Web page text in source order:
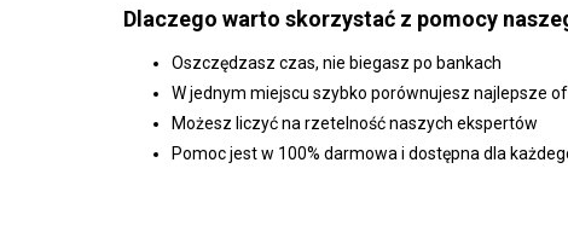
Dlaczego warto skorzystać z pomocy
Oszczędzasz czas, nie biegasz po bankach
W jednym miejscu szybko porównujesz najlepsze
Możesz liczyć na rzetelność naszych ekspertów
Pomoc jest w 100% darmowa i dostępna dla